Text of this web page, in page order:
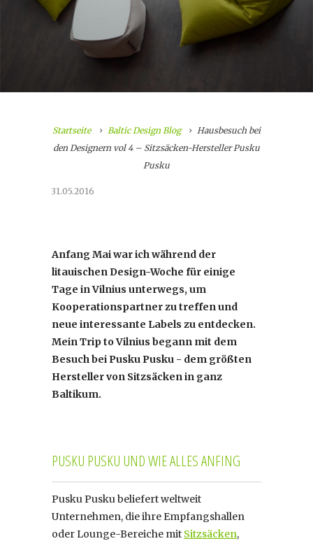
Startseite Baltic Design Blog
Hausbesuch bei
den Designern vol 4 – Sitzsäcken-Hersteller Pusku
Pusku
31.05.2016
Anfang Mai war ich während der
litauischen Design-Woche für einige
Tage in Vilnius unterwegs, um
Kooperationspartner zu treffen und
neue interessante Labels zu entdecken.
Mein Trip to Vilnius begann mit dem
Besuch bei Pusku Pusku - dem größten
Hersteller von Sitzsäcken in ganz
Baltikum.
PUSKU PUSKU UND WIE ALLES ANFING
Pusku Pusku beliefert weltweit
Unternehmen, die ihre Empfangshallen
oder Lounge-Bereiche mit Sitzsäcken,